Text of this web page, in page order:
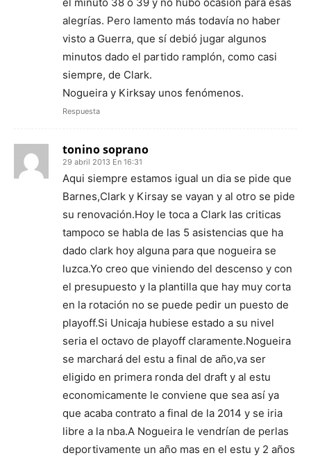
alegrías. Pero lamento más todavía no haber
visto a Guerra, que sí debió jugar algunos
minutos dado el partido ramplón, como casi
siempre, de Clark.
Nogueira y Kirksay unos fenómenos.
Respuesta
tonino soprano
29 abril 2013 En 16:31
Aqui siempre estamos igual un dia se pide que
Barnes,Clark y Kirsay se vayan y al otro se pide
su renovación.Hoy le toca a Clark las criticas
tampoco se habla de las 5 asistencias que ha
dado clark hoy alguna para que nogueira se
luzca.Yo creo que viniendo del descenso y con
el presupuesto y la plantilla que hay muy corta
en la rotación no se puede pedir un puesto de
playoff.Si Unicaja hubiese estado a su nivel
seria el octavo de playoff claramente.Nogueira
se marchará del estu a final de año,va ser
eligido en primera ronda del draft y al estu
economicamente le conviene que sea así ya
que acaba contrato a final de la 2014 y se iria
libre a la nba.A Nogueira le vendrían de perlas
deportivamente un año mas en el estu y 2 años